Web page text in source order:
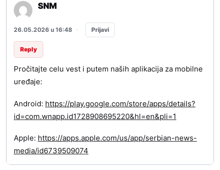
SNM
26.05.2026 u 16:48 · Prijavi
Reply
Pročitajte celu vest i putem naših aplikacija za mobilne
uređaje:
Android: https://play.google.com/store/apps/details?
id=com.wnapp.id1728908695220&hl=en&pli=1
Apple: https://apps.apple.com/us/app/serbian-news-
media/id6739509074